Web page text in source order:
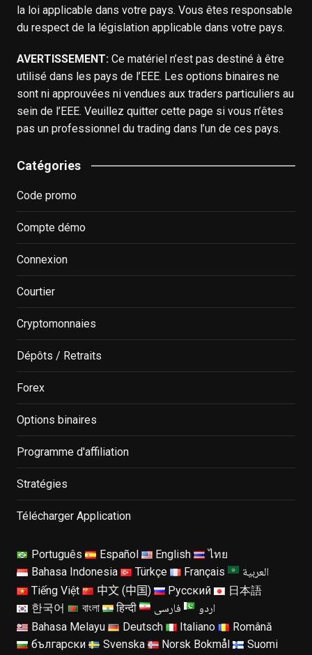
la loi applicable dans votre pays. Vous êtes responsable
du respect de la législation applicable dans votre pays.
AVERTISSEMENT:Ce matériel n’est pas destiné à être
utilisé dans les pays de l’EEE. Les options binaires ne
sont ni approuvées ni vendues aux traders particuliers au
sein de l’EEE. Veuillez quitter cette page si vous n’êtes
pas un professionnel du trading dans l’un de ces pays.
Catégories
Code promo
Compte démo
Connexion
Courtier
Cryptomonnaies
Dépôts / Retraits
Forex
Options binaires
Programme d'affiliation
Stratégies
Télécharger Application
Português Español English
ไทย
Bahasa Indonesia
Türkçe Français العربية
Tiếng Việt 中文 (中国) Русский
日本語
한국어
বাংলা हिन्दी فارسی اردو
Bahasa Melayu Deutsch Italiano
Română
български
Svenska Norsk Bokmål
Suomi